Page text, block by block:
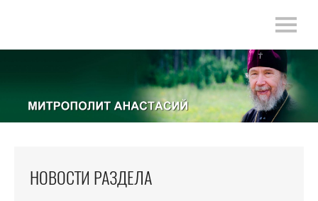
НОВОСТИ РАЗДЕЛА